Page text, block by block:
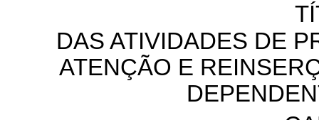
DAS ATIVIDADES DE
ATENÇÃO E